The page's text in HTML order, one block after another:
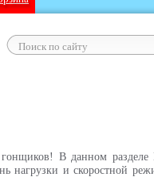
В данном разделе
нагрузки и скоростной